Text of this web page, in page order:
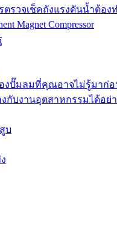
รวจเช็คถังแรงดันน้ำต้อง
Magnet Compressor
องปั๊มลมที่คุณอาจไม่รู้มาก่
กับงานอุตสาหกรรมได้อย่า
บ